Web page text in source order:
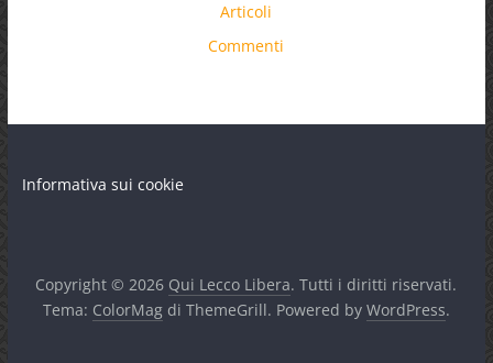
Articoli
Commenti
Informativa sui cookie
Copyright © 2026 Qui Lecco Libera. Tutti i diritti riservati.
Tema: ColorMagdi ThemeGrill. Powered by WordPress.